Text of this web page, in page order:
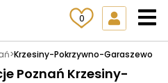
0
>Krzesiny-Pokrzywno-Garaszewo
Poznań Krzesiny-